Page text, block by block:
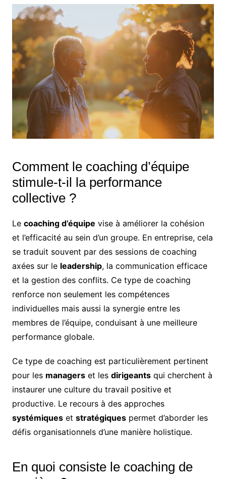
Comment le coaching d’équipe
stimule-t-il la performance
collective ?
Le coaching d’équipe vise à améliorer la cohésion
et l’efficacité au sein d’un groupe. En entreprise, cela
se traduit souvent par des sessions de coaching
axées sur le leadership, la communication efficace
et la gestion des conflits. Ce type de coaching
renforce non seulement les compétences
individuelles mais aussi la synergie entre les
membres de l’équipe, conduisant à une meilleure
performance globale.
Ce type de coaching est particulièrement pertinent
pour les managerset les dirigeantsqui cherchent à
instaurer une culture du travail positive et
productive. Le recours à des approches
systémiqueset stratégiquespermet d’aborder les
défis organisationnels d’une manière holistique.
En quoi consiste le coaching de